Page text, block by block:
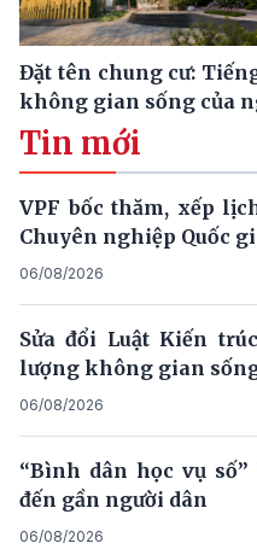
Đặt tên chung cư:
không gian sống của
Tin mới
VPF bốc thăm, xếp
Chuyên nghiệp Quốc
06/08/2026
Sửa đổi Luật Kiến
lượng không gian
06/08/2026
“Bình dân học vụ
đến gần người dân
06/08/2026